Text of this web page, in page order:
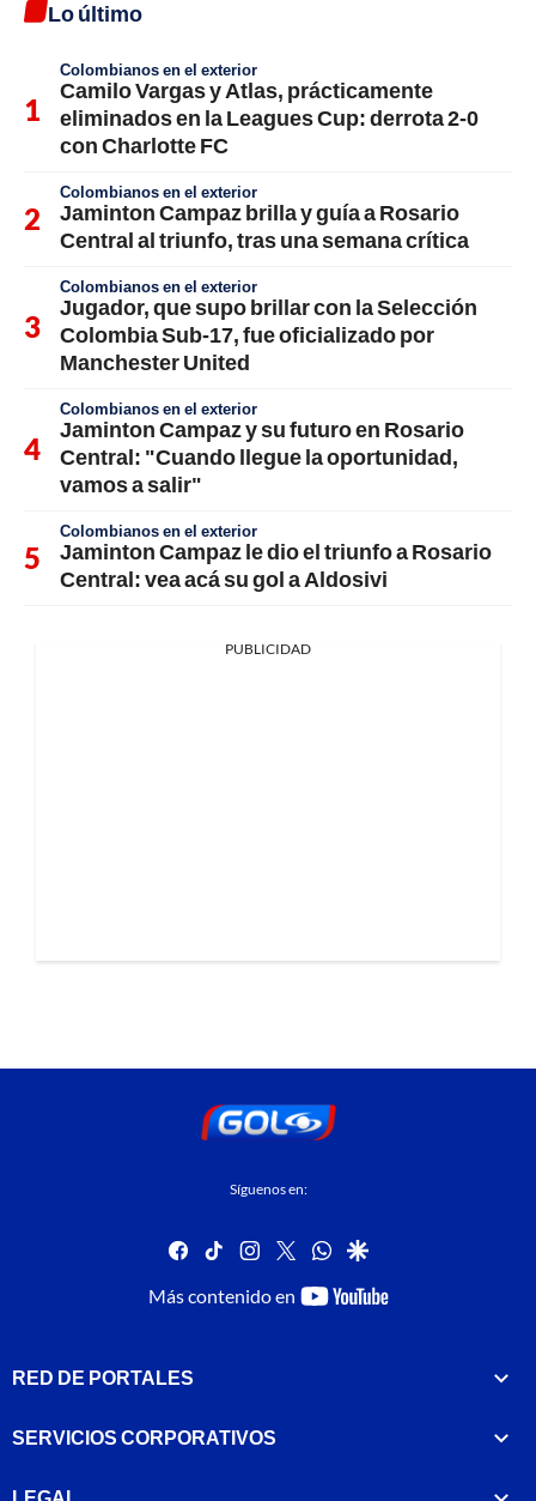
Lo último
Colombianos en el exterior
Camilo Vargas y Atlas, prácticamente
eliminados en la Leagues Cup: derrota 2-0
con Charlotte FC
Colombianos en el exterior
Jaminton Campaz brilla y guía a Rosario
Central al triunfo, tras una semana crítica
Colombianos en el exterior
Jugador, que supo brillar con la Selección
Colombia Sub-17, fue oficializado por
Manchester United
Colombianos en el exterior
Jaminton Campaz y su futuro en Rosario
Central: "Cuando llegue la oportunidad,
vamos a salir"
Colombianos en el exterior
Jaminton Campaz le dio el triunfo a Rosario
Central: vea acá su gol a Aldosivi
PUBLICIDAD
Síguenos en:
facebook
tiktok instagram
twitterwhatsapp
google
Más contenido en
youtube-
RED DE PORTALES
SERVICIOS CORPORATIVOS